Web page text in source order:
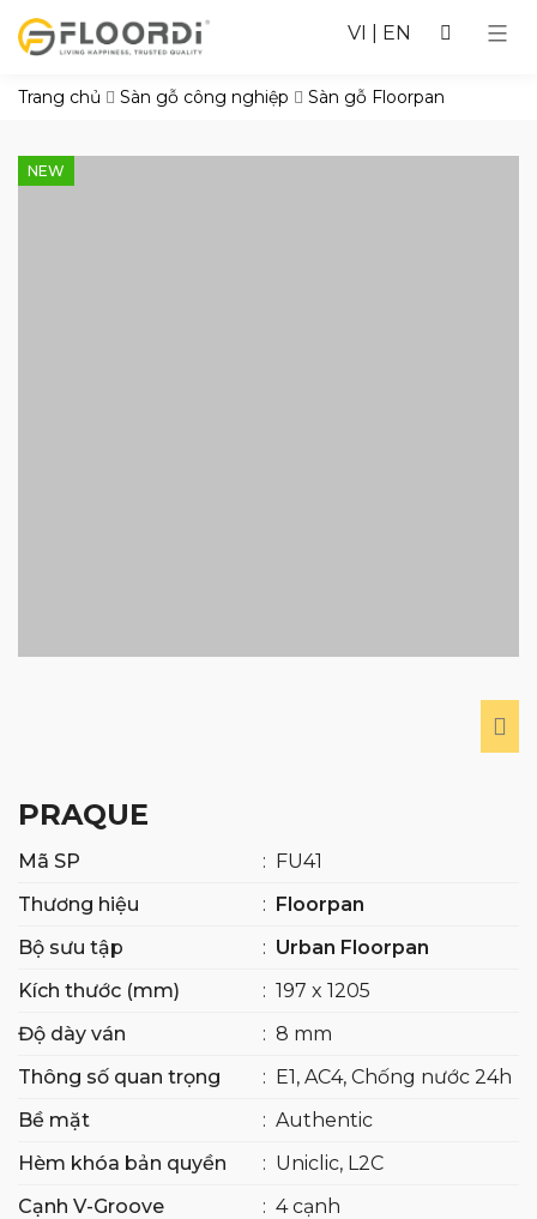
VI EN
Trang chủ Sàn gỗ công nghiệp Sàn gỗ Floorpan
NEW
PRAQUE
Mã SP : FU41
Thương hiệu
: Floorpan
Bộ sưu tập
: Urban Floorpan
Kích thước (mm)
: 197 x 1205
Độ dày ván
: 8 mm
Thông số quan trọng
: E1, AC4, Chống nước 24h
Bề mặt
: Authentic
Hèm khóa bản quyền
: Uniclic, L2C
Cạnh V-Groove
: 4 cạnh